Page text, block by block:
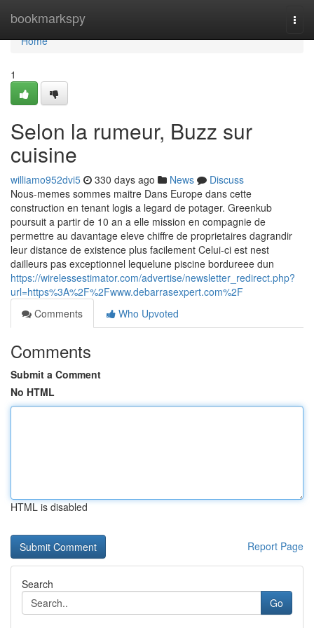
bookmarkspy
Home
Home
1
Selon la rumeur, Buzz sur
cuisine
williamo952dvi5 330 days ago News
Discuss
Nous-memes sommes maitre Dans Europe dans cette
construction en tenant logis a legard de potager. Greenkub
poursuit a partir de 10 an a elle mission en compagnie de
permettre au davantage eleve chiffre de proprietaires dagrandir
leur distance de existence plus facilement Celui-ci est nest
dailleurs pas exceptionnel lequelune piscine bordureee dun
https://wirelessestimator.com/advertise/newsletter_redirect.php?
url=https%3A%2F%2Fwww.debarrasexpert.com%2F
Comments
Who Upvoted
Comments
Submit a Comment
No HTML
HTML is disabled
Report Page
Search
Go